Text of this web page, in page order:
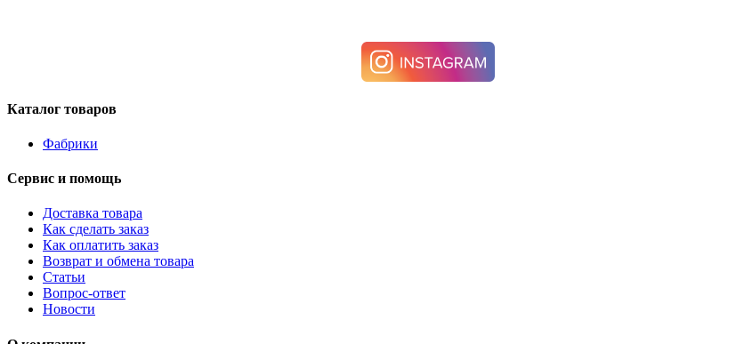
Каталог товаров
Фабрики
Сервис и помощь
Доставка товара
Как сделать заказ
Как оплатить заказ
Возврат и обмена товара
Статьи
Вопрос-ответ
Новости